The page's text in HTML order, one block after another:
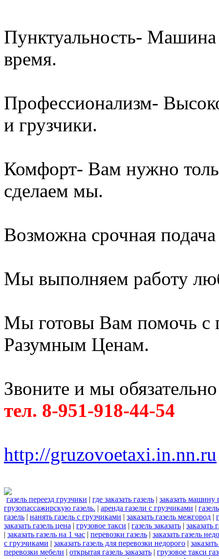
Пунктуальность- Машина
время.
Профессионализм-
и грузчики.
Комфорт- Вам нужно
сделаем мы.
Возможна срочная
Мы выполняем работу
Мы готовы Вам помочь с
Разумным Ценам.
Звоните и мы
тел. 8-951-918-44-54
http://gruzovoetaxi.in.nn.ru
газель переезд грузчики | где заказать газель | заказать машину
грузопассажирскую газель. | аренда газели с грузчиками |
газель | нанять газель с грузчиками | заказать газель межгород |
заказать газель цена | грузовое такси | газель заказать | заказать
| заказать газель на 1 час | перевозки газель | заказать газель
с грузчиками | заказать газель для перевозки недорого |
перевозки мебели | открытая газель заказать | грузовое такси